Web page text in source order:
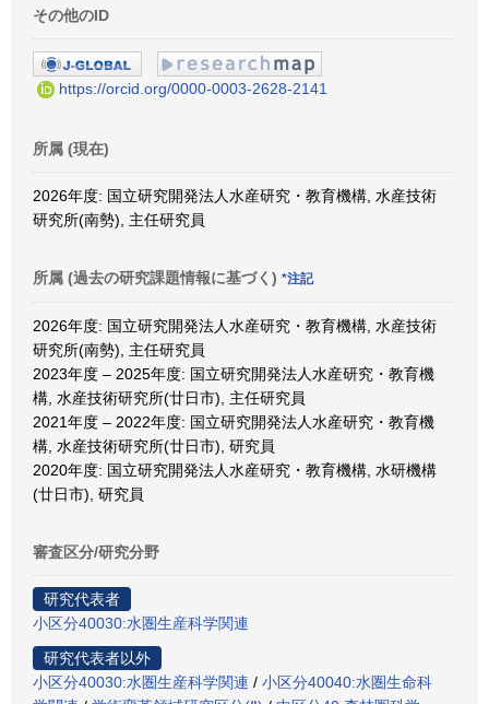
その他のID
https://orcid.org/0000-0003-2628-2141
所属 (現在)
2026年度: 国立研究開発法人水産研究・教育機構, 水産技術
研究所(南勢), 主任研究員
所属 (過去の研究課題情報に基づく) *注記
2026年度: 国立研究開発法人水産研究・教育機構, 水産技術
研究所(南勢), 主任研究員
2023年度 – 2025年度: 国立研究開発法人水産研究・教育機
構, 水産技術研究所(廿日市), 主任研究員
2021年度 – 2022年度: 国立研究開発法人水産研究・教育機
構, 水産技術研究所(廿日市), 研究員
2020年度: 国立研究開発法人水産研究・教育機構, 水研機構
(廿日市), 研究員
審査区分/研究分野
研究代表者
小区分40030:水圏生産科学関連
研究代表者以外
小区分40030:水圏生産科学関連 / 小区分40040:水圏生命科